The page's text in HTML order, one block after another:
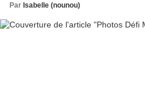
Par Isabelle (nounou)